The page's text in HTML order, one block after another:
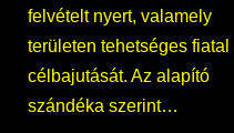
felvételt nyert, valamely
területen tehetséges fiatal
célbajutását. Az alapító
szándéka szerint…